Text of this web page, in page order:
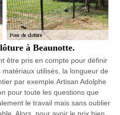
à Beaunotte.
être pris en compte pour définir
utilisés, la longueur de
par exemple.Artisan Adolphe
pour toute les questions que
le travail mais sans oublier
Alors, pour avoir le prix bien